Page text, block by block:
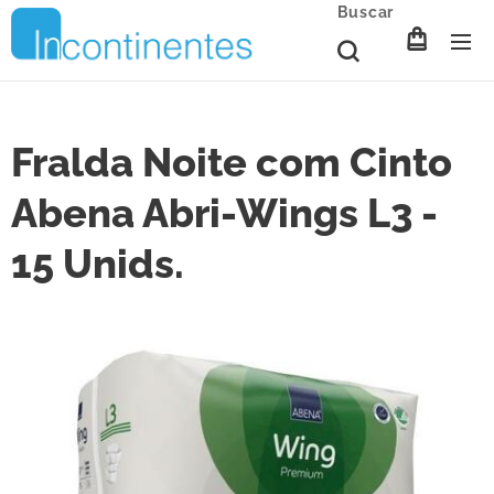
Buscar
Fralda Noite com Cinto
Abena Abri-Wings L3 -
15 Unids.